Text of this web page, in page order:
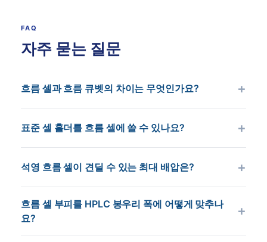
FAQ
자주 묻는 질문
흐름 셀과 흐름 큐벳의 차이는 무엇인가요?
정 애널라이저 맥락에 더 흔하고; “흐름 큐벳”은 연구
와 벤치 분광에 더 흔합니다. 둘 다 같은 장치를 가리
킵니다 — 입구/출구 배관이 있는 밀폐 석영 광학 챔
표준 셀 홀더를 흐름 셀에 쓸 수 있나요?
MachinedQuartz 흐름 셀은 어떤 표준 1 cm 분광광
도계 홀더에도 맞습니다. 배관 튜브가 위로 나가므로,
홀더 뚜껑은 열려 있거나 수정되어야 합니다. HPLC
검출기 셀은 홀더가 검출기 모듈에 내장됨 — 셀 치수
가 특정 검출기 모델(Agilent G7117A, Waters 2998,
석영 흐름 셀이 견딜 수 있는 최대 배압은?
니다. 400 bar 초과 UHPLC 용도는 보강 칼라 맞춤
셀이 필요합니다 — 주문 시 최대 시스템 압력을 명시
흐름 셀 부피를 HPLC 봉우리 폭에 어떻게 맞추나
요?